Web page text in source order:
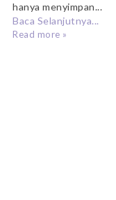
hanya menyimpan...
Baca Selanjutnya...
Read more »